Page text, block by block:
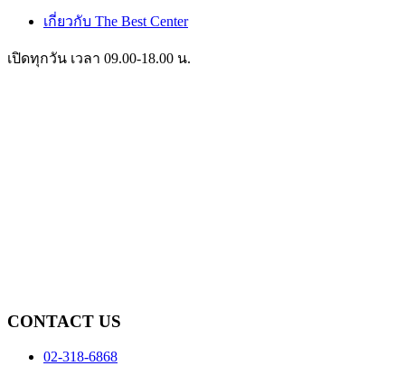
เกี่ยวกับ The Best Center
เปิดทุกวัน เวลา 09.00-18.00 น.
CONTACT US
02-318-6868